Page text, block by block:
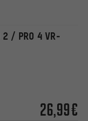
2 / PRO 4 VR-
26,99€